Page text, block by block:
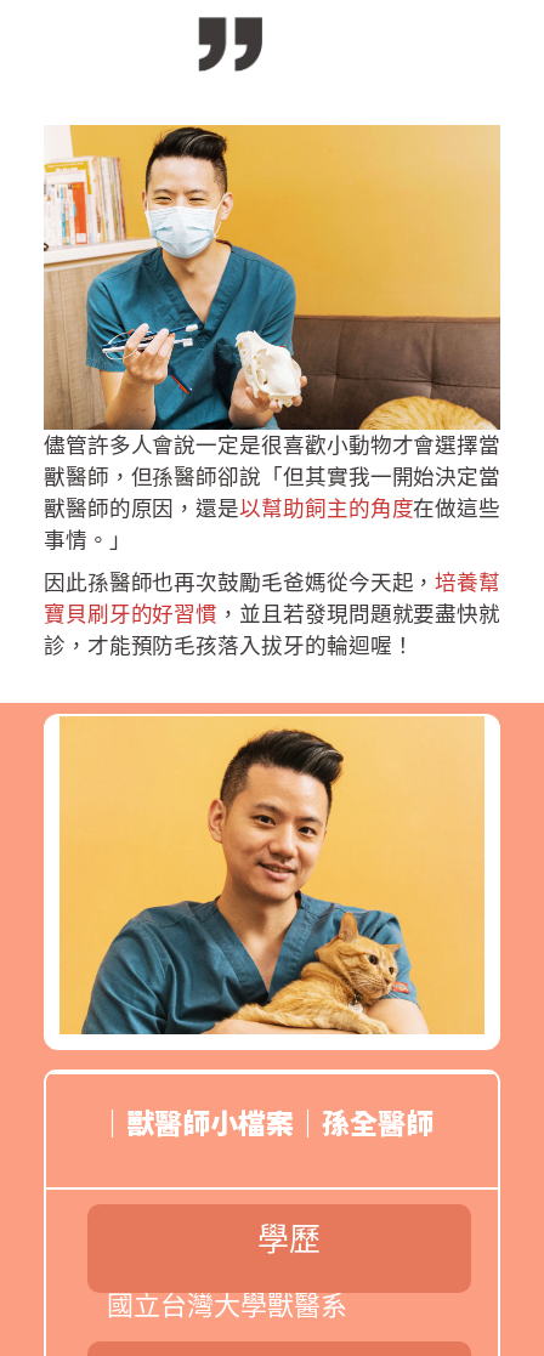
儘管許多人會說一定是很喜歡小動物才會選擇當
獸醫師，但孫醫師卻說「但其實我一開始決定當
獸醫師的原因，還是以幫助飼主的角度在做這些
事情。」
因此孫醫師也再次鼓勵毛爸媽從今天起，培養幫
寶貝刷牙的好習慣 ，並且若發現問題就要盡快就
診，才能預防毛孩落入拔牙的輪迴喔！
｜獸醫師小檔案｜孫全醫師
學歷
國立台灣大學獸醫系